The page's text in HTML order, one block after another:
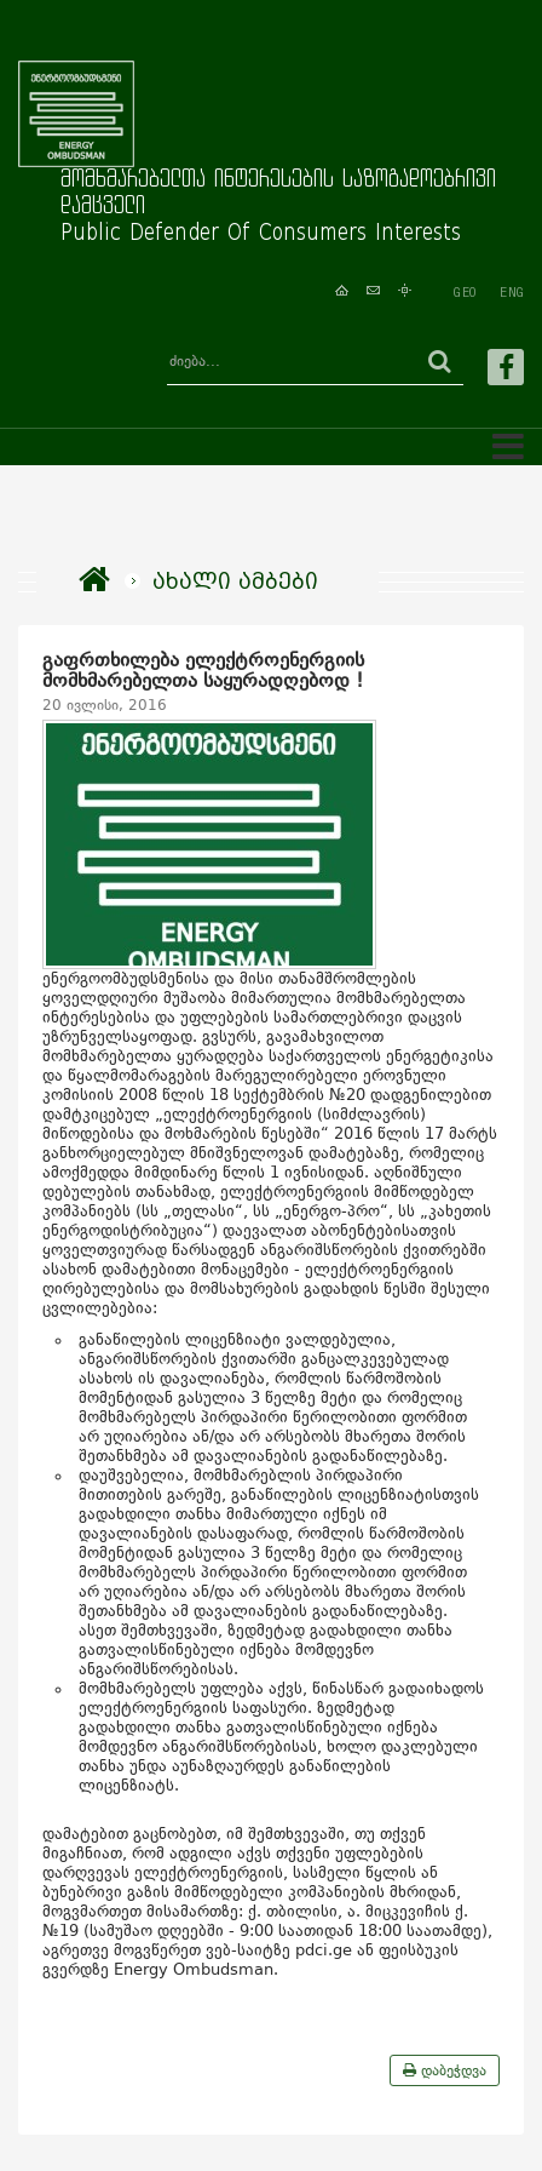
მომხმარებელთა ინტერესების საზოგადოებრივი
დამცველი
Public Defender Of Consumers Interests
GEO ENG
ახალი ამბები
გაფრთხილება ელექტროენერგიის
მომხმარებელთა საყურადღებოდ !
20 ივლისი, 2016
ენერგოომბუდსმენისა და მისი თანამშრომლების
ყოველდღიური მუშაობა მიმართულია მომხმარებელთა
ინტერესებისა და უფლებების სამართლებრივი დაცვის
უზრუნველსაყოფად. გვსურს, გავამახვილოთ
მომხმარებელთა ყურადღება საქართველოს ენერგეტიკისა
და წყალმომარაგების მარეგულირებელი ეროვნული
კომისიის 2008 წლის 18 სექტემბრის №20 დადგენილებით
დამტკიცებულ „ელექტროენერგიის (სიმძლავრის)
მიწოდებისა და მოხმარების წესებში“ 2016 წლის 17 მარტს
განხორციელებულ მნიშვნელოვან დამატებაზე, რომელიც
ამოქმედდა მიმდინარე წლის 1 ივნისიდან. აღნიშნული
დებულების თანახმად, ელექტროენერგიის მიმწოდებელ
კომპანიებს (სს „თელასი“, სს „ენერგო-პრო“, სს „კახეთის
ენერგოდისტრიბუცია“) დაევალათ აბონენტებისათვის
ყოველთვიურად წარსადგენ ანგარიშსწორების ქვითრებში
ასახონ დამატებითი მონაცემები - ელექტროენერგიის
ღირებულებისა და მომსახურების გადახდის წესში შესული
ცვლილებებია:
განაწილების ლიცენზიატი ვალდებულია,
ანგარიშსწორების ქვითარში განცალკევებულად
ასახოს ის დავალიანება, რომლის წარმოშობის
მომენტიდან გასულია 3 წელზე მეტი და რომელიც
მომხმარებელს პირდაპირი წერილობითი ფორმით
არ უღიარებია ან/და არ არსებობს მხარეთა შორის
შეთანხმება ამ დავალიანების გადანაწილებაზე.
დაუშვებელია, მომხმარებლის პირდაპირი
მითითების გარეშე, განაწილების ლიცენზიატისთვის
გადახდილი თანხა მიმართული იქნეს იმ
დავალიანების დასაფარად, რომლის წარმოშობის
მომენტიდან გასულია 3 წელზე მეტი და რომელიც
მომხმარებელს პირდაპირი წერილობითი ფორმით
არ უღიარებია ან/და არ არსებობს მხარეთა შორის
შეთანხმება ამ დავალიანების გადანაწილებაზე.
ასეთ შემთხვევაში, ზედმეტად გადახდილი თანხა
გათვალისწინებული იქნება მომდევნო
ანგარიშსწორებისას.
მომხმარებელს უფლება აქვს, წინასწარ გადაიხადოს
ელექტროენერგიის საფასური. ზედმეტად
გადახდილი თანხა გათვალისწინებული იქნება
მომდევნო ანგარიშსწორებისას, ხოლო დაკლებული
თანხა უნდა აუნაზღაურდეს განაწილების
ლიცენზიატს.
დამატებით გაცნობებთ, იმ შემთხვევაში, თუ თქვენ
მიგაჩნიათ, რომ ადგილი აქვს თქვენი უფლებების
დარღვევას ელექტროენერგიის, სასმელი წყლის ან
ბუნებრივი გაზის მიმწოდებელი კომპანიების მხრიდან,
მოგვმართეთ მისამართზე: ქ. თბილისი, ა. მიცკევიჩის ქ.
№19 (სამუშაო დღეებში - 9:00 საათიდან 18:00 საათამდე),
აგრეთვე მოგვწერეთ ვებ-საიტზე pdci.ge ან ფეისბუკის
გვერდზე Energy Ombudsman.
დაბეჭდვა